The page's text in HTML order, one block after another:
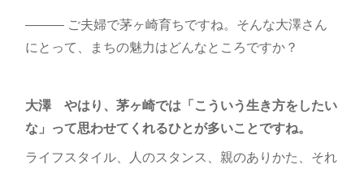
――― ご夫婦で茅ヶ崎育ちですね。そんな大澤さん
にとって、まちの魅力はどんなところですか？
大澤 やはり、茅ヶ崎では「こういう生き方をしたい
な」って思わせてくれるひとが多いことですね。
ライフスタイル、人のスタンス、親のありかた、それ